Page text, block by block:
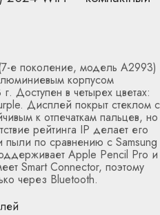
е поколение, модель A2993)
корпусом
Доступен в четырех цветах:
Дисплей покрыт стеклом с
к отпечаткам пальцев, но
рейтинга IP делает его
по сравнению с Samsung
Apple Pencil Pro и
Smart Connector, поэтому
через Bluetooth.